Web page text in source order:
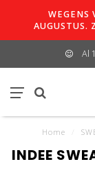
WEGENS
AUGUSTUS.
Al
Home
INDEE